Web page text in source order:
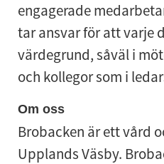
engagerade
tar ansvar för att varje
värdegrund, såväl i
och kollegor som i
Om oss
Brobacken är ett vård
Upplands Väsby.